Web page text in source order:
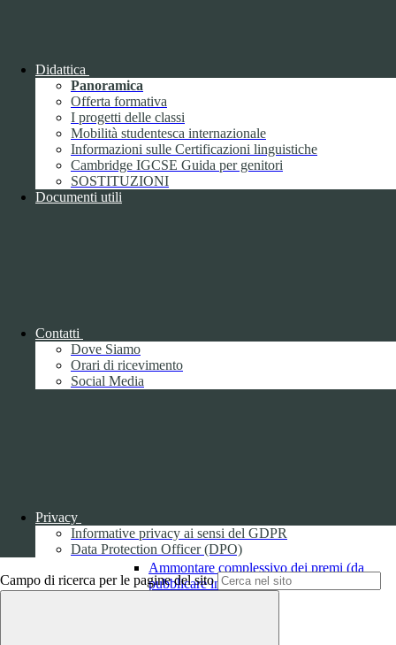
Didattica
Panoramica
Offerta formativa
I progetti delle classi
Mobilità studentesca internazionale
Informazioni sulle Certificazioni linguistiche
Cambridge IGCSE Guida per genitori
SOSTITUZIONI
Documenti utili
Contatti
Dove Siamo
Orari di ricevimento
Social Media
Privacy
Informative privacy ai sensi del GDPR
Data Protection Officer (DPO)
Campo di ricerca per le pagine del sito
Ammontare complessivo dei premi (da
pubblicare in tabelle) 1